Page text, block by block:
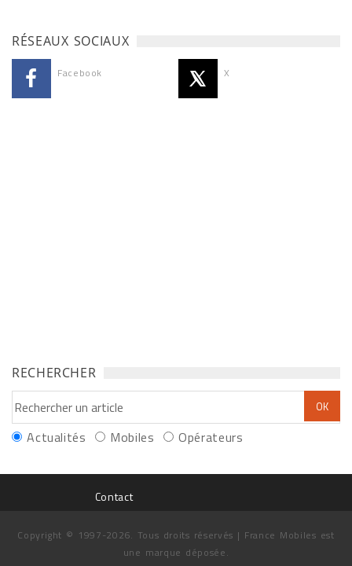
RÉSEAUX SOCIAUX
Facebook X
RECHERCHER
Actualités Mobiles Opérateurs
Contact
Copyright © 1997-2026. Tous droits réservés | France Mobiles est
une marque déposée.